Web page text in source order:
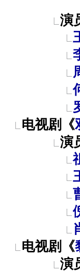
演
电视剧《
演
电视剧《
演